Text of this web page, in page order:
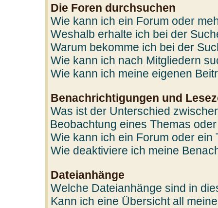
Die Foren durchsuchen
Wie kann ich ein Forum oder
Weshalb erhalte ich bei der
Warum bekomme ich bei der
Wie kann ich nach Mitgliedern
Wie kann ich meine eigenen
Benachrichtigungen und
Was ist der Unterschied
Beobachtung eines Themas
Wie kann ich ein Forum oder ein
Wie deaktiviere ich meine
Dateianhänge
Welche Dateianhänge sind in
Kann ich eine Übersicht all